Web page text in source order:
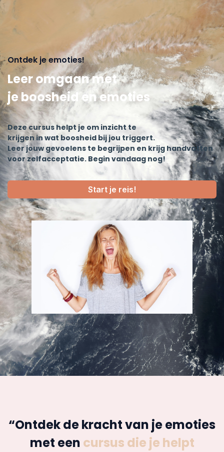
Ontdek je emoties!
Leer omgaan met
je boosheid en emoties
Deze cursus helpt je om inzicht te
krijgen in wat boosheid bij jou triggert.
Leer jouw gevoelens te begrijpen en krijg handvatten
voor zelfacceptatie. Begin vandaag nog!
Start je reis!
“Ontdek de kracht van je emoties
met een cursus die je helpt